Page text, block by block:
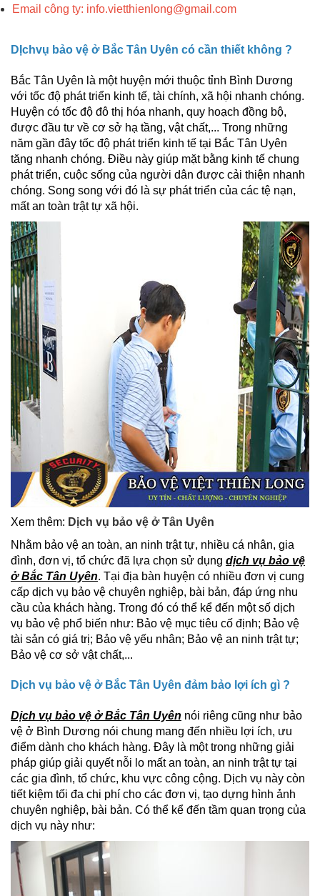
Email công ty: info.vietthienlong@gmail.com
DỊchvụ bảo vệ ở Bắc Tân Uyên có cần thiết không ?
Bắc Tân Uyên là một huyện mới thuộc tỉnh Bình Dương
với tốc độ phát triển kinh tế, tài chính, xã hội nhanh chóng.
Huyện có tốc độ đô thị hóa nhanh, quy hoạch đồng bộ,
được đầu tư về cơ sở hạ tầng, vật chất,... Trong những
năm gần đây tốc độ phát triển kinh tế tại Bắc Tân Uyên
tăng nhanh chóng. Điều này giúp mặt bằng kinh tế chung
phát triển, cuộc sống của người dân được cải thiện nhanh
chóng. Song song với đó là sự phát triển của các tệ nạn,
mất an toàn trật tự xã hội.
Xem thêm: Dịch vụ bảo vệ ở Tân Uyên
Nhằm bảo vệ an toàn, an ninh trật tự, nhiều cá nhân, gia
đình, đơn vị, tổ chức đã lựa chọn sử dụng dịch vụ bảo vệ
ở Bắc Tân Uyên. Tại địa bàn huyện có nhiều đơn vị cung
cấp dịch vụ bảo vệ chuyên nghiệp, bài bản, đáp ứng nhu
cầu của khách hàng. Trong đó có thể kể đến một số dịch
vụ bảo vệ phổ biến như: Bảo vệ mục tiêu cố định; Bảo vệ
tài sản có giá trị; Bảo vệ yếu nhân; Bảo vệ an ninh trật tự;
Bảo vệ cơ sở vật chất,...
Dịch vụ bảo vệ ở Bắc Tân Uyên đảm bảo lợi ích gì ?
Dịch vụ bảo vệ ở Bắc Tân Uyên nói riêng cũng như bảo
vệ ở Bình Dương nói chung mang đến nhiều lợi ích, ưu
điểm dành cho khách hàng. Đây là một trong những giải
pháp giúp giải quyết nỗi lo mất an toàn, an ninh trật tự tại
các gia đình, tổ chức, khu vực công cộng. Dịch vụ này còn
tiết kiệm tối đa chi phí cho các đơn vị, tạo dựng hình ảnh
chuyên nghiệp, bài bản. Có thể kể đến tầm quan trọng của
dịch vụ này như: